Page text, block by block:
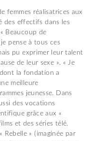
femmes réalisatrices aux
des effectifs dans les
Beaucoup de
pense à tous ces
pu exprimer leur talent
de leur sexe ». « Je
la fondation a
meilleure
jeunesse. Dans
des vocations
grâce aux «
et des séries télé.
Rebelle » (imaginée par